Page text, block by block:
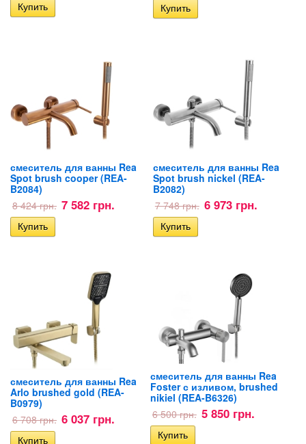
смеситель для ванны Rea
Spot brush cooper (REA-
B2084)
8 424 грн. 7 582 грн.
смеситель для ванны Rea
Spot brush nickel (REA-
B2082)
7 748 грн. 6 973 грн.
смеситель для ванны Rea
Arlo brushed gold (REA-
B0979)
6 708 грн. 6 037 грн.
смеситель для ванны Rea
Foster с изливом, brushed
nikiel (REA-B6326)
6 500 грн. 5 850 грн.